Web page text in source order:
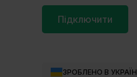
Підключити
ЗРОБЛЕНО В